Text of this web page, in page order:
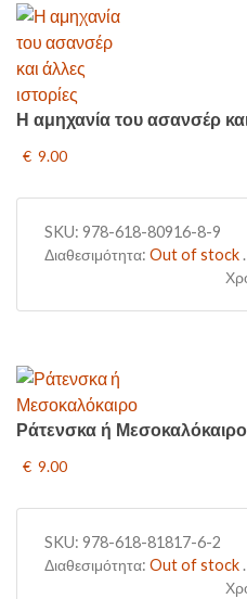
Η αμηχανία του ασανσέρ
€ 9.00
SKU: 978-618-80916-8-9
Διαθεσιμότητα: Out of stock.
Ράτενσκα ή Μεσοκαλόκαιρο
€ 9.00
SKU: 978-618-81817-6-2
Διαθεσιμότητα: Out of stock.